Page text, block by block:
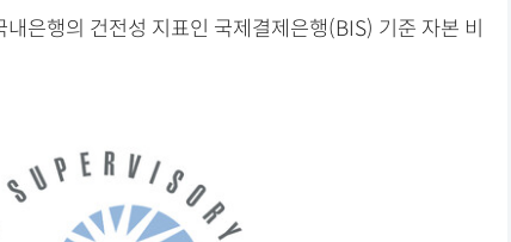
은행의 건전성 지표인 국제결제은행(BIS) 기준 자본 비